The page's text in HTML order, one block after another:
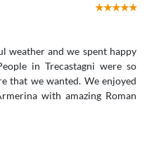
weather and we spent happy
in Trecastagni were so
that we wanted. We enjoyed
with amazing Roman